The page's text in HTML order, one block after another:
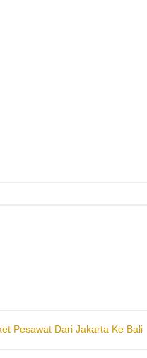
Pesawat Dari Jakarta Ke Bali